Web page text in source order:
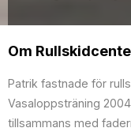
Om
Patrik fastnade för
Vasaloppsträning
tillsammans med